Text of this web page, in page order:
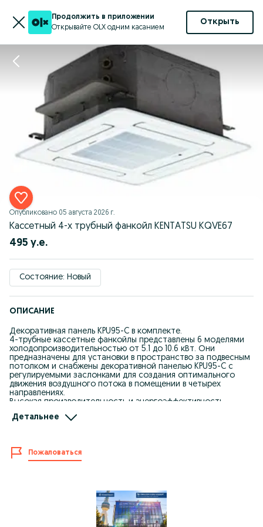
Продолжить в приложении
Открывайте OLX одним касанием
Открыть
Опубликовано 05 августа 2026 г.
Кассетный 4-х трубный фанкойл KENTATSU KQVE67
495 у.е.
Состояние: Новый
ОПИСАНИЕ
Декоративная панель KPU95-C в комплекте.
4-трубные кассетные фанкойлы представлены 6 моделями
холодопроизводительностью от 5.1 до 10.6 кВт. Они
предназначены для установки в пространство за подвесным
потолком и снабжены декоративной панелью KPU95-C с
регулируемыми заслонками для создания оптимального
движения воздушного потока в помещении в четырех
направлениях.
Высокая производительность и энергоэффективность.
конденсата на высоту до 750 мм.
Модель: KQVE67H0EN1D / KPU95-C
Бренд: Kentatsu
Страна производитель: Китай
Производительность по холоду: 6.7 кВт
Детальнее
Пожаловаться